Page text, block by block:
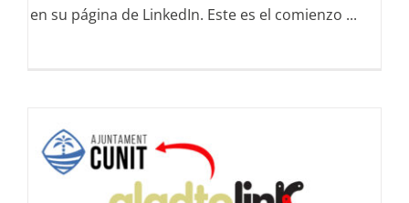
en su página de LinkedIn. Este es el comienzo ...